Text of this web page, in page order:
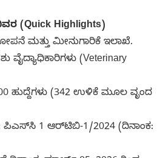
(Quick Highlights)
ಮತ್ತು ಮೀನುಗಾರಿಕೆ ಇಲಾಖೆ.
ವೈದ್ಯಾಧಿಕಾರಿಗಳು (Veterinary
ಹುದ್ದೆಗಳು (342 ಉಳಿಕೆ ಮೂಲ ವೃಂದ
1 ಆರ್‌ಟಿಬಿ-1/2024 (ದಿನಾಂಕ: